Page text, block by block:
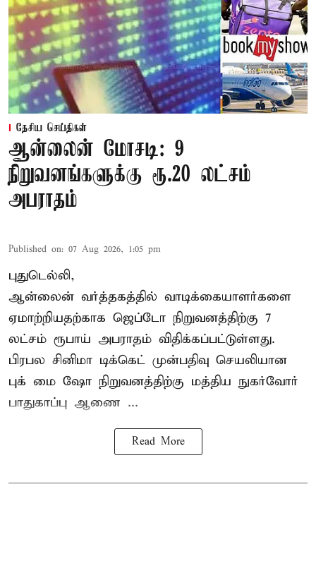
தேசிய செய்திகள்
ஆன்லைன் மோசடி: 9
நிறுவனங்களுக்கு ரூ.20 லட்சம்
அபராதம்
Published on: 07 Aug 2026, 1:05 pm
புதுடெல்லி,
ஆன்லைன் வர்த்தகத்தில் வாடிக்கையாளர்களை
ஏமாற்றியதற்காக ஜெப்டோ நிறுவனத்திற்கு 7
லட்சம் ரூபாய் அபராதம் விதிக்கப்பட்டுள்ளது.
பிரபல சினிமா டிக்கெட் முன்பதிவு செயலியான
புக் மை ஷோ நிறுவனத்திற்கு மத்திய நுகர்வோர்
பாதுகாப்பு ஆணை ...
Read More